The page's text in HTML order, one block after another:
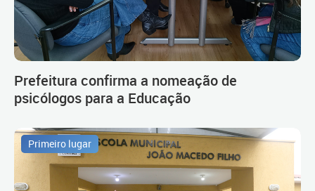
Prefeitura confirma a nomeação de
psicólogos para a Educação
Primeiro lugar